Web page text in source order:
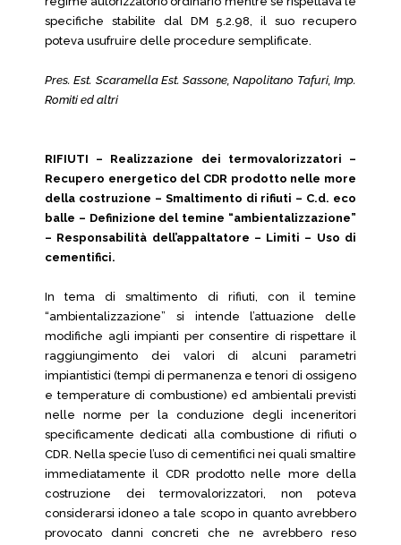
specifiche stabilite dal DM 5.2.98, il suo recupero
poteva usufruire delle procedure semplificate.
Pres. Est. Scaramella Est. Sassone, Napolitano Tafuri, Imp.
Romiti ed altri
RIFIUTI – Realizzazione dei termovalorizzatori –
Recupero energetico del CDR prodotto nelle more
della costruzione – Smaltimento di rifiuti – C.d. eco
balle – Definizione del temine “ambientalizzazione”
– Responsabilità dell’appaltatore – Limiti – Uso di
cementifici.
In tema di smaltimento di rifiuti, con il temine
“ambientalizzazione” si intende l’attuazione delle
modifiche agli impianti per consentire di rispettare il
raggiungimento dei valori di alcuni parametri
impiantistici (tempi di permanenza e tenori di ossigeno
e temperature di combustione) ed ambientali previsti
nelle norme per la conduzione degli inceneritori
specificamente dedicati alla combustione di rifiuti o
CDR. Nella specie l’uso di cementifici nei quali smaltire
immediatamente il CDR prodotto nelle more della
costruzione dei termovalorizzatori, non poteva
considerarsi idoneo a tale scopo in quanto avrebbero
provocato danni concreti che ne avrebbero reso